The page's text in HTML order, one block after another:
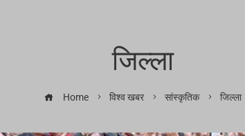
जिल्ला
Home विश्व खबर सांस्कृतिक जिल्ला